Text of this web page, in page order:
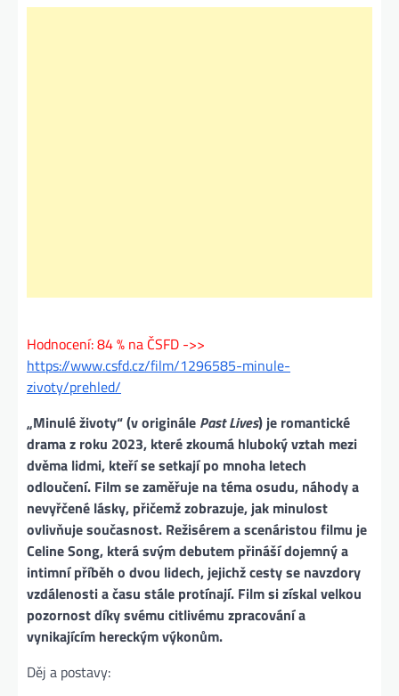
Hodnocení: 84 % na ČSFD ->>
https://www.csfd.cz/film/1296585-minule-
zivoty/prehled/
„Minulé životy“ (v originále Past Lives) je romantické
drama z roku 2023, které zkoumá hluboký vztah mezi
dvěma lidmi, kteří se setkají po mnoha letech
odloučení. Film se zaměřuje na téma osudu, náhody a
nevyřčené lásky, přičemž zobrazuje, jak minulost
ovlivňuje současnost. Režisérem a scenáristou filmu je
Celine Song, která svým debutem přináší dojemný a
intimní příběh o dvou lidech, jejichž cesty se navzdory
vzdálenosti a času stále protínají. Film si získal velkou
pozornost díky svému citlivému zpracování a
vynikajícím hereckým výkonům.
Děj a postavy: